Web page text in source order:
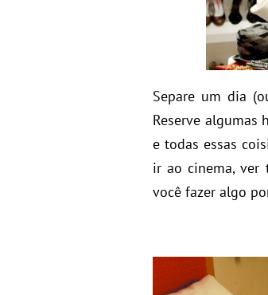
Separe um dia
Reserve algumas
e todas essas
ir ao cinema, ver
você fazer algo